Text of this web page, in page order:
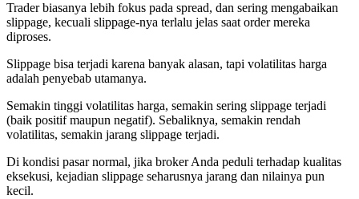
Trader biasanya lebih fokus pada spread, dan sering mengabaikan
slippage, kecuali slippage-nya terlalu jelas saat order mereka
diproses.
Slippage bisa terjadi karena banyak alasan, tapi volatilitas harga
adalah penyebab utamanya.
Semakin tinggi volatilitas harga, semakin sering slippage terjadi
(baik positif maupun negatif). Sebaliknya, semakin rendah
volatilitas, semakin jarang slippage terjadi.
Di kondisi pasar normal, jika broker Anda peduli terhadap kualitas
eksekusi, kejadian slippage seharusnya jarang dan nilainya pun
kecil.